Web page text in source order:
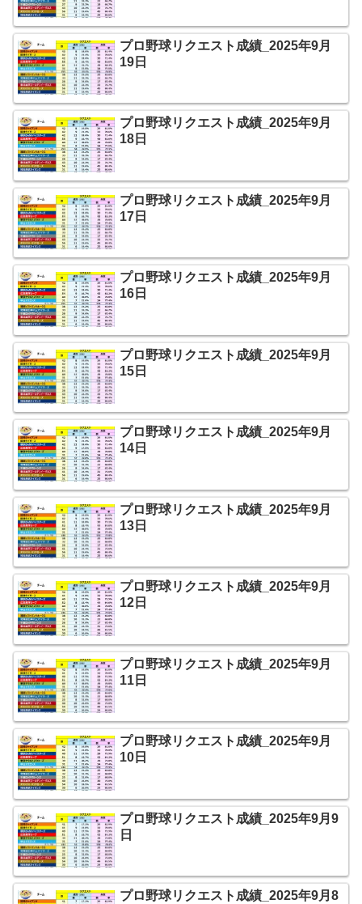
プロ野球リクエスト成績_2025年9月
19日
プロ野球リクエスト成績_2025年9月
18日
プロ野球リクエスト成績_2025年9月
17日
プロ野球リクエスト成績_2025年9月
16日
プロ野球リクエスト成績_2025年9月
15日
プロ野球リクエスト成績_2025年9月
14日
プロ野球リクエスト成績_2025年9月
13日
プロ野球リクエスト成績_2025年9月
12日
プロ野球リクエスト成績_2025年9月
11日
プロ野球リクエスト成績_2025年9月
10日
プロ野球リクエスト成績_2025年9月9
日
プロ野球リクエスト成績_2025年9月8